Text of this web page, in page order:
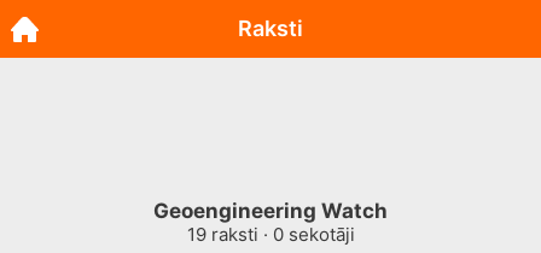
Geoengineering Watch
19raksti · 0sekotāji
Raksti